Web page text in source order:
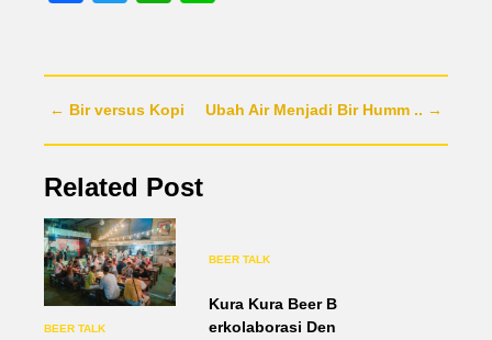
← Bir versus Kopi Ubah Air Menjadi Bir Humm .. →
Related Post
BEER TALK
BEER TALK
Kura Kura Beer B
erkolaborasi Den